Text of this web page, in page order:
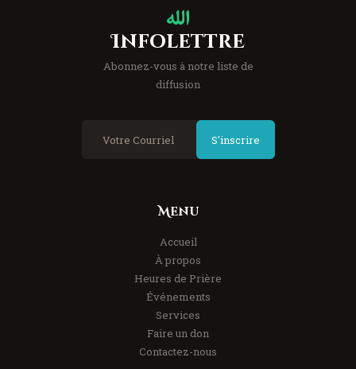
Infolettre
Abonnez-vous à notre liste de
diffusion
S'inscrire
Menu
Accueil
À propos
Heures de Prière
Événements
Services
Faire un don
Contactez-nous